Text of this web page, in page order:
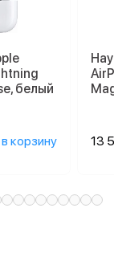
белый
в корзину 13